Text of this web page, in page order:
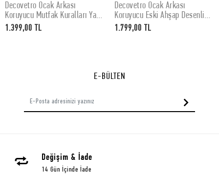
SEPETE EKLE
Decovetro Ocak Arkası
Koruyucu Mutfak Kuralları Yazı
Desenli 60x52Cm
1.399,00 TL
SEPETE EKLE
Decovetro Ocak Arkası
Koruyucu Eski Ahşap Desenli
76x50cm
1.799,00 TL
E-BÜLTEN
Değişim & İade
14 Gün İçinde İade